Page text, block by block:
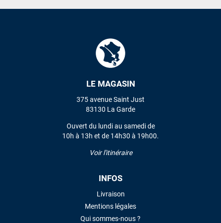
LE MAGASIN
375 avenue Saint Just
83130 La Garde
Ouvert du lundi au samedi de
10h à 13h et de 14h30 à 19h00.
Voir l'itinéraire
INFOS
Livraison
Mentions légales
Qui sommes-nous ?